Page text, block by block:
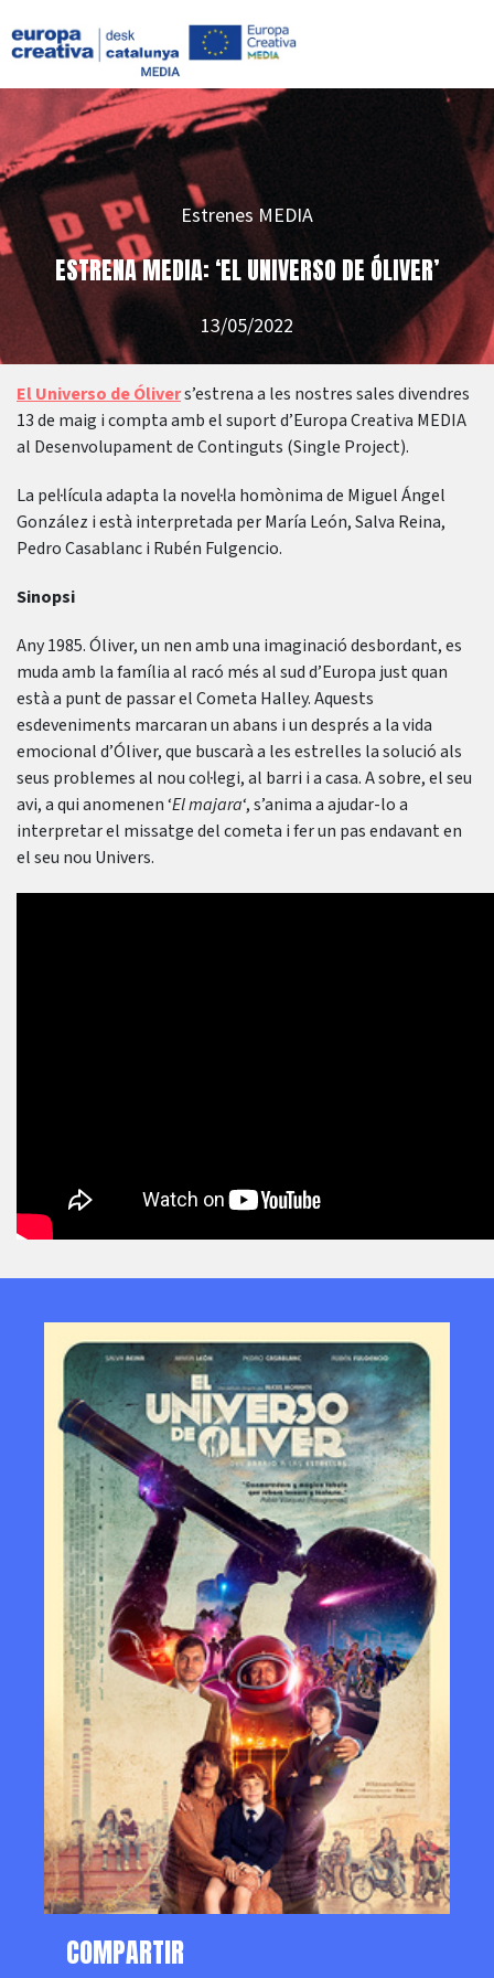
Estrenes MEDIA
ESTRENA MEDIA: ‘EL UNIVERSO DE ÓLIVER’
13/05/2022
El Universo de Ólivers’estrena a les nostres sales divendres
13 de maig i compta amb el suport d’Europa Creativa MEDIA
al Desenvolupament de Continguts (Single Project).
La pel·lícula adapta la novel·la homònima de Miguel Ángel
González i està interpretada per María León, Salva Reina,
Pedro Casablanc i Rubén Fulgencio.
Sinopsi
Any 1985. Óliver, un nen amb una imaginació desbordant, es
muda amb la família al racó més al sud d’Europa just quan
està a punt de passar el Cometa Halley. Aquests
esdeveniments marcaran un abans i un després a la vida
emocional d’Óliver, que buscarà a les estrelles la solució als
seus problemes al nou col·legi, al barri i a casa. A sobre, el seu
avi, a qui anomenen ‘El majara‘, s’anima a ajudar-lo a
interpretar el missatge del cometa i fer un pas endavant en
el seu nou Univers.
COMPARTIR